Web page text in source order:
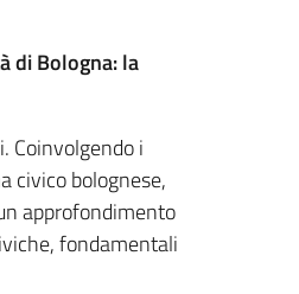
di Bologna: la
Coinvolgendo i
civico bolognese,
approfondimento
fondamentali